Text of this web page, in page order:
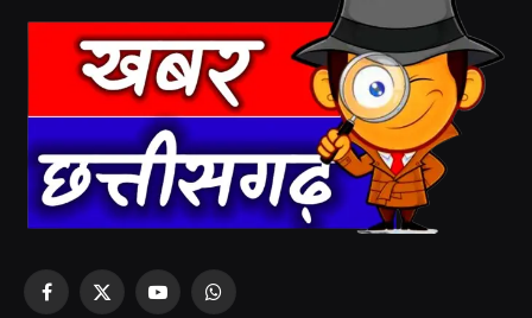
Facebook
X
YouTubeWhatsApp